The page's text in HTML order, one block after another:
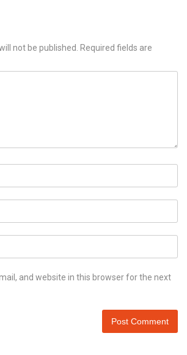
not be published.
Required fields are
and website in this browser for the next